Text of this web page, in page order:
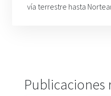
vía terrestre hasta
Publicaciones